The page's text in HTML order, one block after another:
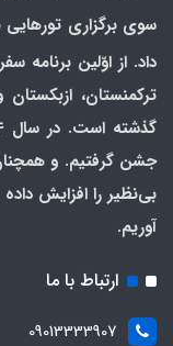
سوی برگزاری تورهایی
داد. از اوّلین
ترکمنستان،
جشن گرفتیم. و
بی‌نظیر را افزایش
آوریم.
ارتباط با ما
09013333907